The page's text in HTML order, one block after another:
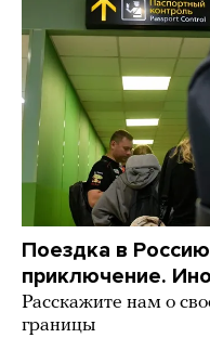
Поездка в
приключение.
Расскажите нам о
границы